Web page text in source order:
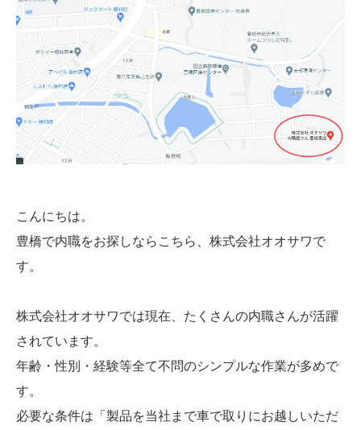
こんにちは。
豊橋で内職をお探しならこちら、株式会社オオサワで
す。
株式会社オオサワでは現在、たくさんの内職さんが活躍
されています。
年齢・性別・経験等全て不問のシンプルな作業が多めで
す。
必要な条件は「製品を当社まで車で取りにお越しいただ